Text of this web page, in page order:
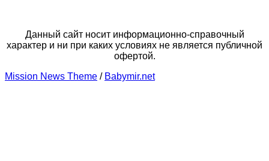
Данный сайт носит информационно-справочный
характер и ни при каких условиях не является публичной
офертой.
Mission News Theme / Babymir.net